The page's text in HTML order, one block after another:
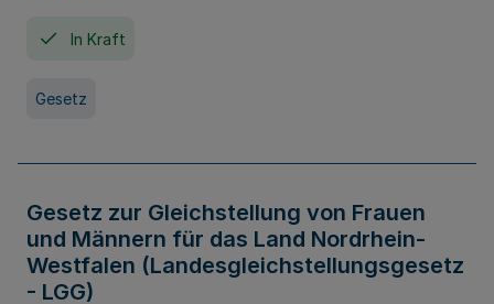
In Kraft
Gesetz
Gesetz zur Gleichstellung von Frauen
und Männern für das Land Nordrhein-
Westfalen (Landesgleichstellungsgesetz
- LGG)